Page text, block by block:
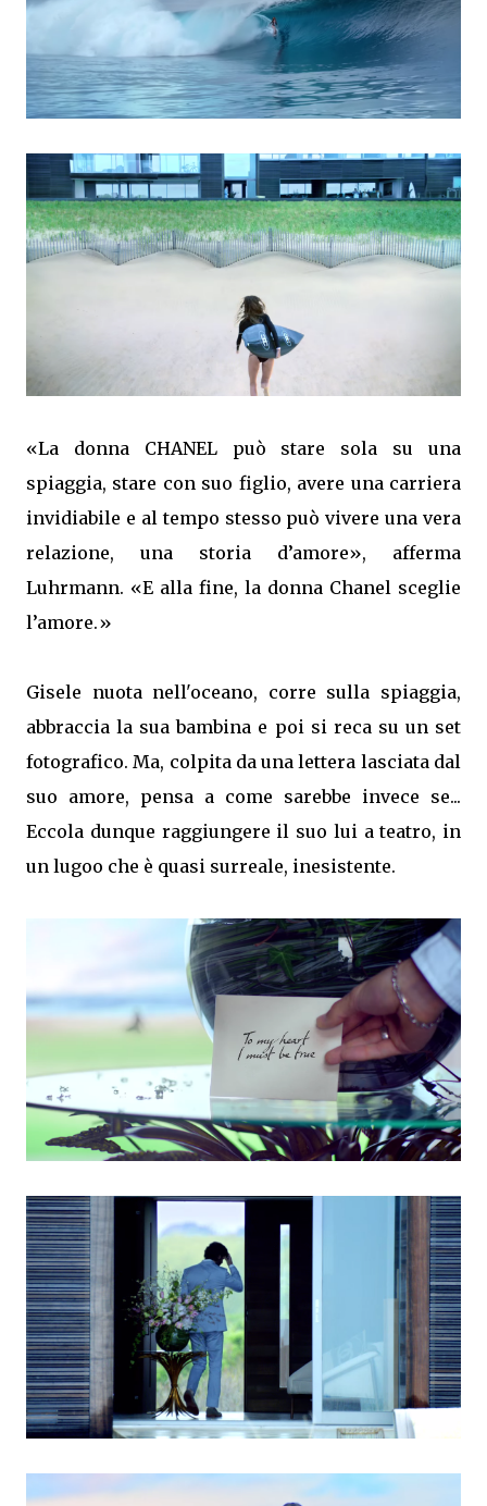
«La donna CHANEL può stare sola su una
spiaggia, stare con suo figlio, avere una carriera
invidiabile e al tempo stesso può vivere una vera
relazione, una storia d’amore», afferma
Luhrmann. «E alla fine, la donna Chanel sceglie
l’amore.»
Gisele nuota nell'oceano, corre sulla spiaggia,
abbraccia la sua bambina e poi si reca su un set
fotografico. Ma, colpita da una lettera lasciata dal
suo amore, pensa a come sarebbe invece se...
Eccola dunque raggiungere il suo lui a teatro, in
un lugoo che è quasi surreale, inesistente.